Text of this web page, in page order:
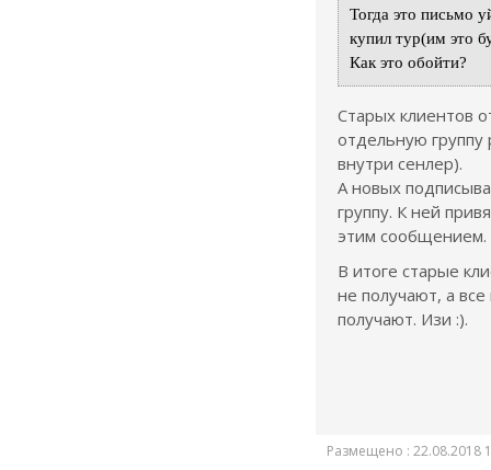
Тогда это письмо
купил тур(им это
Как это обойти?
Старых клиентов
отдельную группу
внутри сенлер).
А новых
группу. К ней
этим сообщением.
В итоге старые
не получают, а
получают. Изи :).
Размещено : 22.08.2018